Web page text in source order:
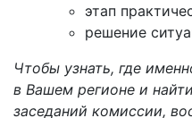
этап
решение
Чтобы узнать, где
в Вашем регионе и
заседаний комиссии,